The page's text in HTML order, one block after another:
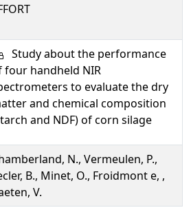
Study about the performance
four handheld NIR
to evaluate the dry
and chemical composition
and NDF) of corn silage
N., Vermeulen, P.,
B., Minet, O., Froidmont e, ,
V.